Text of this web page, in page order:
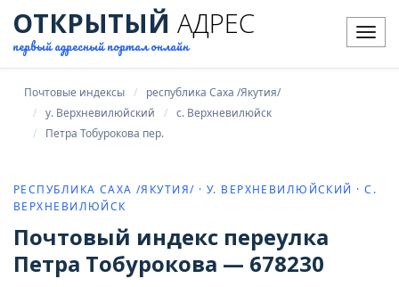
ОТКРЫТЫЙ АДРЕС
первый адресный портал онлайн
Почтовые индексы
республика Саха /Якутия/
у. Верхневилюйский
с. Верхневилюйск
Петра Тобурокова пер.
РЕСПУБЛИКА САХА /ЯКУТИЯ/ · У. ВЕРХНЕВИЛЮЙСКИЙ · С.
ВЕРХНЕВИЛЮЙСК
Почтовый индекс переулка
Петра Тобурокова — 678230